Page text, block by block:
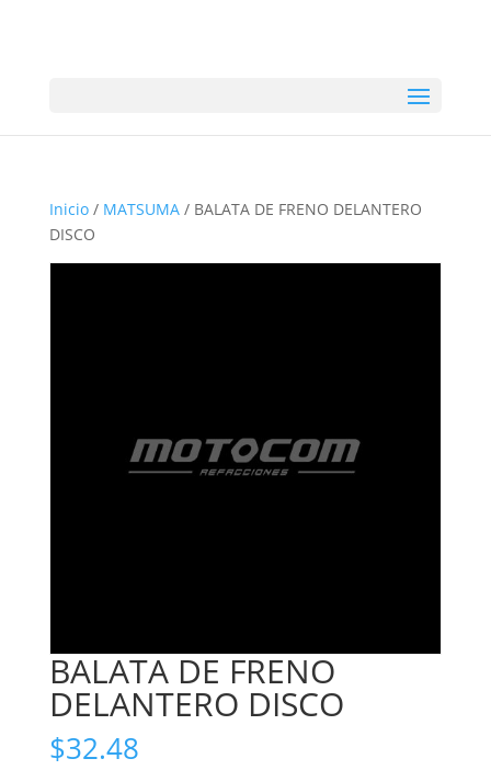
Inicio/ MATSUMA/ BALATA DE FRENO DELANTERO
DISCO
BALATA DE FRENO
DELANTERO DISCO
$32.48